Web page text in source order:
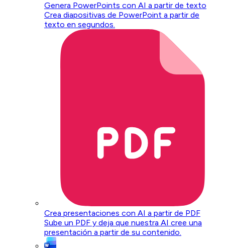
Genera PowerPoints con AI a partir de texto
Crea diapositivas de PowerPoint a partir de
texto en segundos.
Crea presentaciones con AI a partir de PDF
Sube un PDF y deja que nuestra AI cree una
presentación a partir de su contenido.